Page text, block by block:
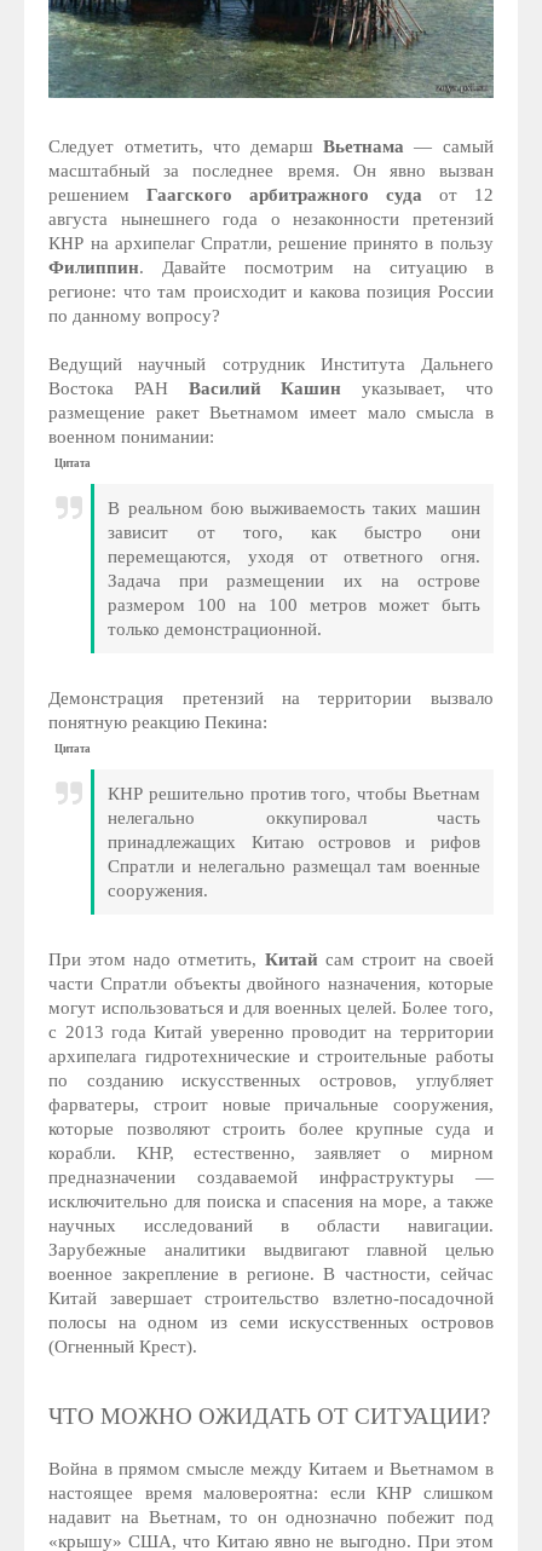
Следует отметить, что демаршВьетнама — самый
масштабный за последнее время. Он явно вызван
решениемГаагского арбитражного суда от 12
августа нынешнего года о незаконности претензий
КНР на архипелаг Спратли, решение принято в пользу
Филиппин. Давайте посмотрим на ситуацию в
регионе: что там происходит и какова позиция России
по данному вопросу?
Ведущий научный сотрудник Института Дальнего
Востока РАН Василий Кашин указывает, что
размещение ракет Вьетнамом имеет мало смысла в
военном понимании:
Цитата
В реальном бою выживаемость таких машин
зависит от того, как быстро они
перемещаются, уходя от ответного огня.
Задача при размещении их на острове
размером 100 на 100 метров может быть
только демонстрационной.
Демонстрация претензий на территории вызвало
понятную реакцию Пекина:
Цитата
КНР решительно против того, чтобы Вьетнам
нелегально оккупировал часть
принадлежащих Китаю островов и рифов
Спратли и нелегально размещал там военные
сооружения.
При этом надо отметить, Китай сам строит на своей
части Спратли объекты двойного назначения, которые
могут использоваться и для военных целей. Более того,
с 2013 года Китай уверенно проводит на территории
архипелага гидротехнические и строительные работы
по созданию искусственных островов, углубляет
фарватеры, строит новые причальные сооружения,
которые позволяют строить более крупные суда и
корабли. КНР, естественно, заявляет о мирном
предназначении создаваемой инфраструктуры —
исключительно для поиска и спасения на море, а также
научных исследований в области навигации.
Зарубежные аналитики выдвигают главной целью
военное закрепление в регионе. В частности, сейчас
Китай завершает строительство взлетно-посадочной
полосы на одном из семи искусственных островов
(Огненный Крест).
ЧТО МОЖНО ОЖИДАТЬ ОТ СИТУАЦИИ?
Война в прямом смысле между Китаем и Вьетнамом в
настоящее время маловероятна: если КНР слишком
надавит на Вьетнам, то он однозначно побежит под
«крышу» США, что Китаю явно не выгодно. При этом